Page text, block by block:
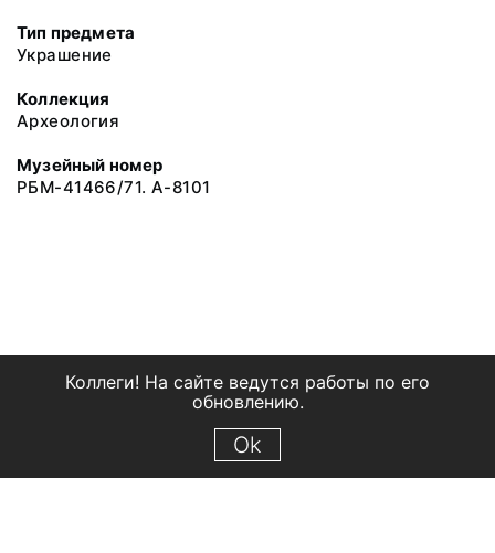
Тип предмета
Украшение
Коллекция
Археология
Музейный номер
РБМ-41466/71. А-8101
Коллеги! На сайте ведутся работы по его
обновлению.
Ok